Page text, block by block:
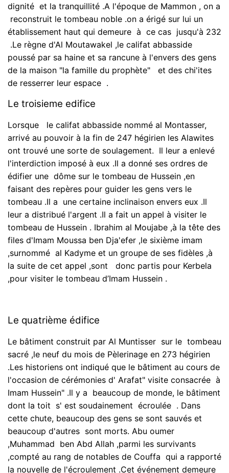
dignité et la tranquillité .A l'époque de Mammon , on a
reconstruit le tombeau noble .on a érigé sur lui un
établissement haut qui demeure à ce cas jusqu'à 232
.Le règne d'Al Moutawakel ,le califat abbasside
poussé par sa haine et sa rancune à l'envers des gens
de la maison "la famille du prophète" et des chi'ites
de resserrer leur espace .
Le troisieme edifice
Lorsque le califat abbasside nommé al Montasser,
arrivé au pouvoir à la fin de 247 hégirien les Alawites
ont trouvé une sorte de soulagement. Il leur a enlevé
l'interdiction imposé à eux .Il a donné ses ordres de
édifier une dôme sur le tombeau de Hussein ,en
faisant des repères pour guider les gens vers le
tombeau .Il a une certaine inclinaison envers eux .Il
leur a distribué l'argent .Il a fait un appel à visiter le
tombeau de Hussein . Ibrahim al Moujabe ,à la tête des
files d'Imam Moussa ben Dja'efer ,le sixième imam
,surnommé al Kadyme et un groupe de ses fidèles ,à
la suite de cet appel ,sont donc partis pour Kerbela
,pour visiter le tombeau d’Imam Hussein .
Le quatrième édifice
Le bâtiment construit par Al Muntisser sur le tombeau
sacré ,le neuf du mois de Pèlerinage en 273 hégirien
.Les historiens ont indiqué que le bâtiment au cours de
l'occasion de cérémonies d' Arafat" visite consacrée à
Imam Hussein" .Il y a beaucoup de monde, le bâtiment
dont la toit s' est soudainement écroulée . Dans
cette chute, beaucoup des gens se sont sauvés et
beaucoup d'autres sont morts. Abu oumer
,Muhammad ben Abd Allah ,parmi les survivants
,compté au rang de notables de Couffa qui a rapporté
la nouvelle de l'écroulement .Cet événement demeure